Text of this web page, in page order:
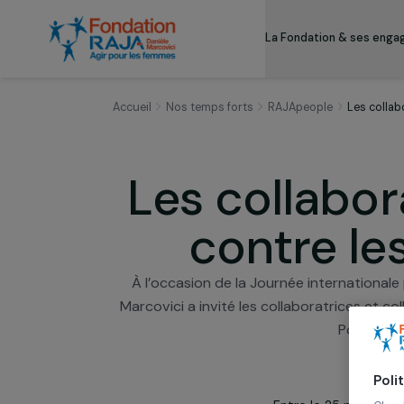
La Fondation &
Nos temps forts RAJApeople
Les
contre
À l’occasion de la Journée
Marcovici a invité les